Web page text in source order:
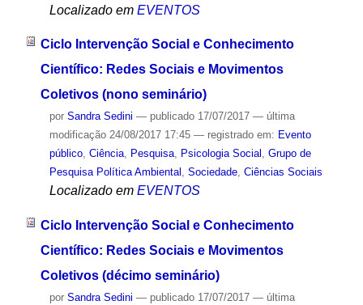
Localizado em EVENTOS
Ciclo Intervenção Social e Conhecimento
Científico: Redes Sociais e Movimentos
Coletivos (nono seminário)
por Sandra Sedini — publicado17/07/2017 — última
modificação24/08/2017 17:45 — registrado em: Evento
público, Ciência, Pesquisa, Psicologia Social , Grupo de
Pesquisa Política Ambiental , Sociedade, Ciências Sociais
Localizado em EVENTOS
Ciclo Intervenção Social e Conhecimento
Científico: Redes Sociais e Movimentos
Coletivos (décimo seminário)
por Sandra Sedini — publicado17/07/2017 — última